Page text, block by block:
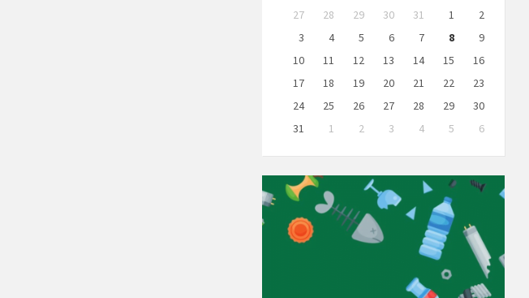
Skip
calendar
days
27 28 29 30 31 1
2
3
4 5 6 7 8
9
10
11 12 13 14 15
16
17
18 19 20 21 22
23
24
25 26 27 28 29
30
31
1 2 3 4 5
6
to
days